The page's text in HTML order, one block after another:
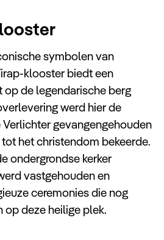
symbolen van
klooster biedt een
de legendarische berg
werd hier de
gevangengehouden
het christendom bekeerde.
ondergrondse kerker
vastgehouden en
ceremonies die nog
deze heilige plek.